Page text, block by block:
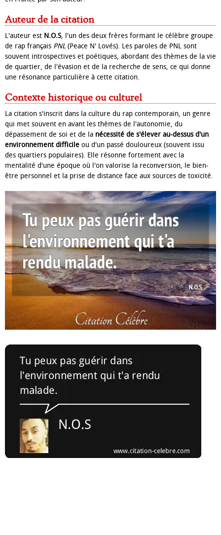
Auteur de la citation
L'auteur est N.O.S, l'un des deux frères formant le célèbre groupe
de rap français PNL (Peace N' Lovés). Les paroles de PNL sont
souvent introspectives et poétiques, abordant des thèmes de la vie
de quartier, de l'évasion et de la recherche de sens, ce qui donne
une résonance particulière à cette citation.
Contexte historique ou culturel
La citation s'inscrit dans la culture du rap contemporain, un genre
qui met souvent en avant les thèmes de l'autonomie, du
dépassement de soi et de la nécessité de s'élever au-dessus d'un
environnement difficile ou d'un passé douloureux (souvent issu
des quartiers populaires). Elle résonne fortement avec la
mentalité d'une époque où l'on valorise la reconversion, le bien-
être personnel et la prise de distance face aux sources de toxicité.